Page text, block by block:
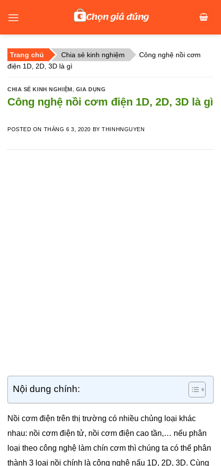
Trang chủ Chia sẻ kinh nghiệm
Công nghệ nồi cơm
điện 1D, 2D, 3D là gì
CHIA SẺ KINH NGHIỆM, GIA DỤNG
Công nghệ nồi cơm điện 1D, 2D, 3D là gì
POSTED ON THÁNG 6 3, 2020 BYTHINHNGUYEN
Nội dung chính:
Nồi cơm điện trên thị trường có nhiều chủng loại khác
nhau: nồi cơm điện tử, nồi cơm điện cao tần,… nếu phân
loại theo công nghệ làm chín cơm thì chúng ta có thể phân
thành 3 loại nồi chính là công nghệ nấu 1D, 2D, 3D. Cùng